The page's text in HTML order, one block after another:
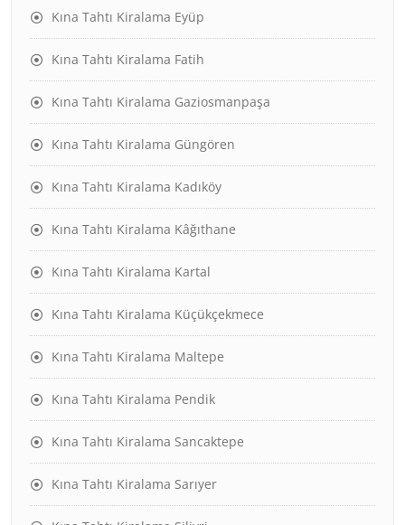
Kına Tahtı Kiralama Eyüp
Kına Tahtı Kiralama Fatih
Kına Tahtı Kiralama Gaziosmanpaşa
Kına Tahtı Kiralama Güngören
Kına Tahtı Kiralama Kadıköy
Kına Tahtı Kiralama Kâğıthane
Kına Tahtı Kiralama Kartal
Kına Tahtı Kiralama Küçükçekmece
Kına Tahtı Kiralama Maltepe
Kına Tahtı Kiralama Pendik
Kına Tahtı Kiralama Sancaktepe
Kına Tahtı Kiralama Sarıyer